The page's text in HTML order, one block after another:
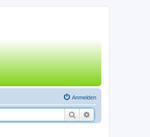
Anmelden
Suche